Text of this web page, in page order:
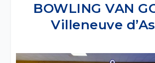
BOWLING VAN
Villeneuve